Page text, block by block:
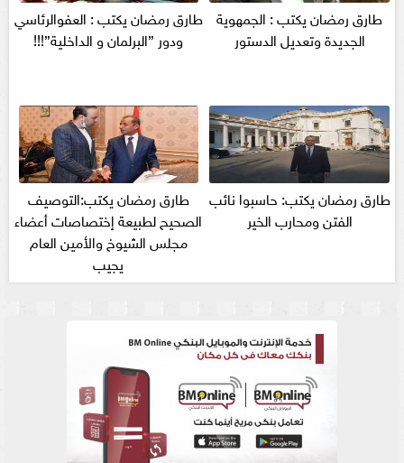
طارق رمضان يكتب : الجمهوية
الجديدة وتعديل الدستور
طارق رمضان يكتب : العفوالرئاسي
ودور ”البرلمان و الداخلية”!!!
طارق رمضان يكتب: حاسبوا نائب
الفتن ومحارب الخير
طارق رمضان يكتب:التوصيف
الصحيح لطبيعة إختصاصات أعضاء
مجلس الشيوخ والأمين العام
يجيب